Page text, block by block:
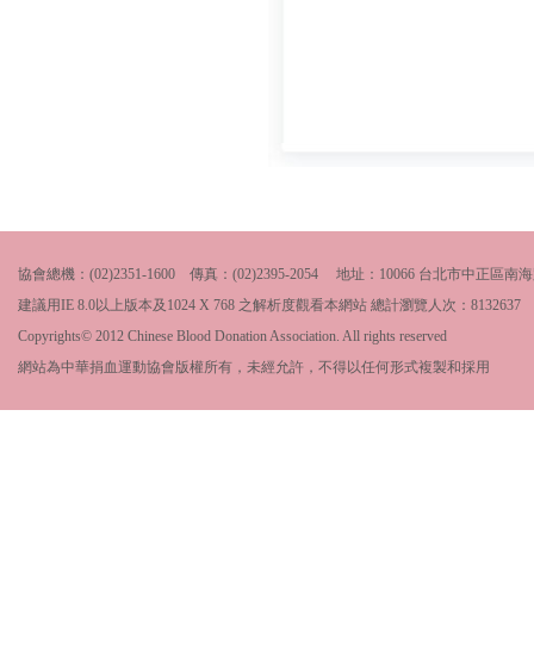
協會總機：(02)2351-1600 傳真：(02)2395-2054 地址：10066 台北市中正區南
建議用IE 8.0以上版本及1024 X 768 之解析度觀看本網站 總計瀏覽人次： 8132637
Copyrights© 2012 Chinese Blood Donation Association. All rights reserved
網站為中華捐血運動協會版權所有，未經允許，不得以任何形式複製和採用